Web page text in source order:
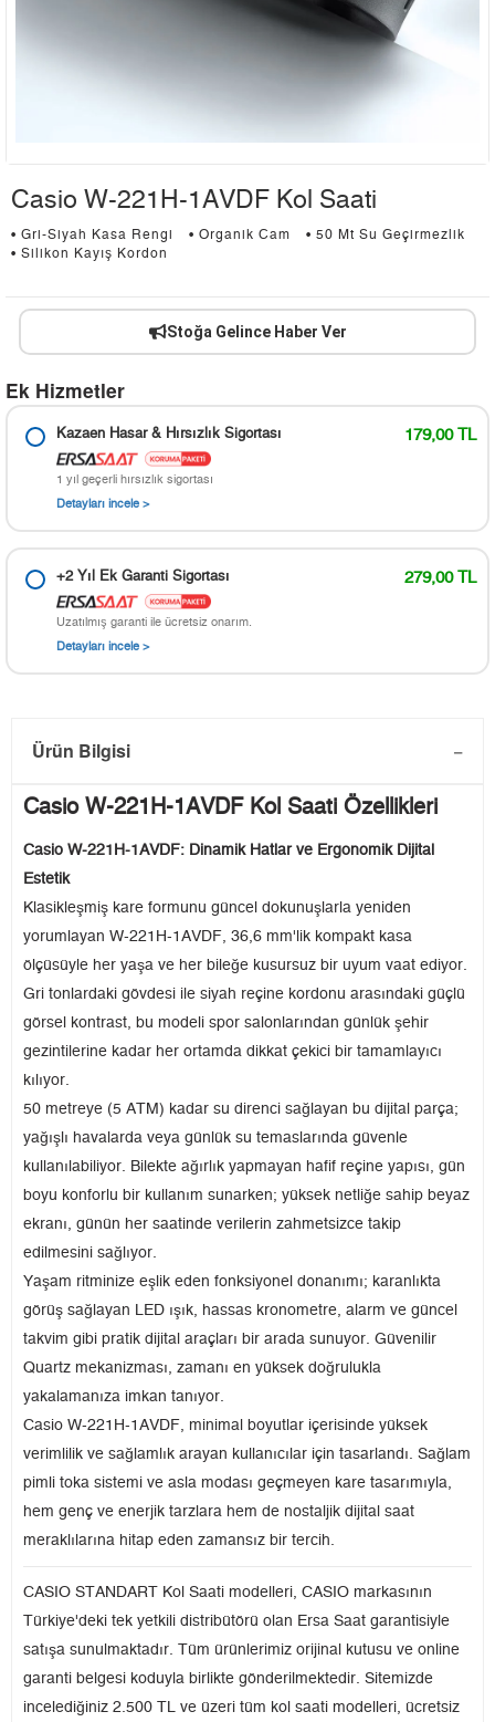
Casio W-221H-1AVDF Kol Saati
• Gri-Siyah Kasa Rengi • Organik Cam
• 50 Mt Su Geçirmezlik
• Silikon Kayış Kordon
Stoğa Gelince Haber Ver
Ek Hizmetler
Kazaen Hasar & Hırsızlık Sigortası 179,00 TL
1 yıl geçerli hırsızlık sigortası
Detayları incele >
+2 Yıl Ek Garanti Sigortası 279,00 TL
Uzatılmış garanti ile ücretsiz onarım.
Detayları incele >
Ürün Bilgisi
Casio W-221H-1AVDF Kol Saati Özellikleri
Casio W-221H-1AVDF: Dinamik Hatlar ve Ergonomik Dijital
Estetik
Klasikleşmiş kare formunu güncel dokunuşlarla yeniden
yorumlayan W-221H-1AVDF, 36,6 mm'lik kompakt kasa
ölçüsüyle her yaşa ve her bileğe kusursuz bir uyum vaat ediyor.
Gri tonlardaki gövdesi ile siyah reçine kordonu arasındaki güçlü
görsel kontrast, bu modeli spor salonlarından günlük şehir
gezintilerine kadar her ortamda dikkat çekici bir tamamlayıcı
kılıyor.
50 metreye (5 ATM) kadar su direnci sağlayan bu dijital parça;
yağışlı havalarda veya günlük su temaslarında güvenle
kullanılabiliyor. Bilekte ağırlık yapmayan hafif reçine yapısı, gün
boyu konforlu bir kullanım sunarken; yüksek netliğe sahip beyaz
ekranı, günün her saatinde verilerin zahmetsizce takip
edilmesini sağlıyor.
Yaşam ritminize eşlik eden fonksiyonel donanımı; karanlıkta
görüş sağlayan LED ışık, hassas kronometre, alarm ve güncel
takvim gibi pratik dijital araçları bir arada sunuyor. Güvenilir
Quartz mekanizması, zamanı en yüksek doğrulukla
yakalamanıza imkan tanıyor.
Casio W-221H-1AVDF, minimal boyutlar içerisinde yüksek
verimlilik ve sağlamlık arayan kullanıcılar için tasarlandı. Sağlam
pimli toka sistemi ve asla modası geçmeyen kare tasarımıyla,
hem genç ve enerjik tarzlara hem de nostaljik dijital saat
meraklılarına hitap eden zamansız bir tercih.
CASIO STANDART Kol Saati modelleri, CASIO markasının
Türkiye'deki tek yetkili distribütörü olan Ersa Saat garantisiyle
satışa sunulmaktadır. Tüm ürünlerimiz orijinal kutusu ve online
garanti belgesi koduyla birlikte gönderilmektedir. Sitemizde
incelediğiniz 2.500 TL ve üzeri tüm kol saati modelleri, ücretsiz